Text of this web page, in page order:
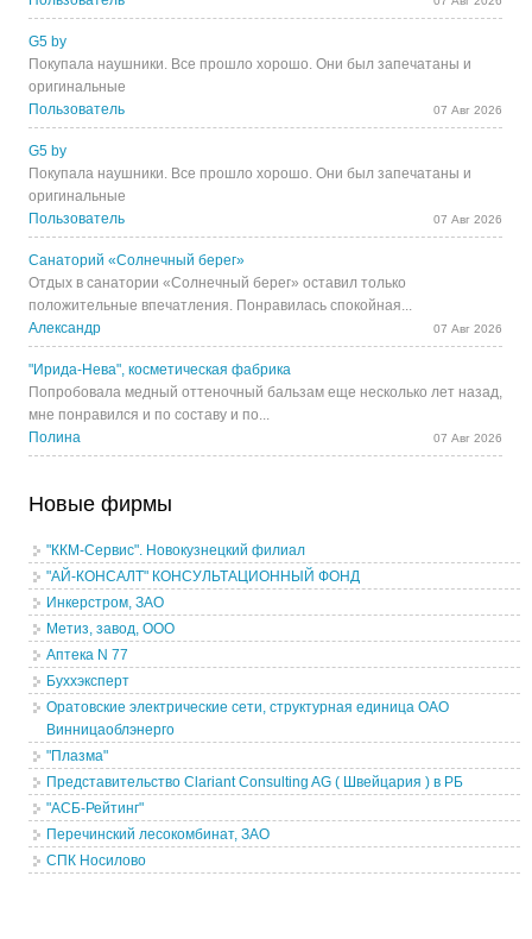
G5 by
Покупала наушники. Все прошло хорошо. Они был запечатаны и
оригинальные
Пользователь
07 Авг 2026
G5 by
Покупала наушники. Все прошло хорошо. Они был запечатаны и
оригинальные
Пользователь
07 Авг 2026
Санаторий «Солнечный берег»
Отдых в санатории «Солнечный берег» оставил только
положительные впечатления. Понравилась спокойная...
Александр
07 Авг 2026
"Ирида-Нева", косметическая фабрика
Попробовала медный оттеночный бальзам еще несколько лет назад,
мне понравился и по составу и по...
Полина
07 Авг 2026
Новые фирмы
"ККМ-Сервис". Новокузнецкий филиал
"АЙ-КОНСАЛТ" КОНСУЛЬТАЦИОННЫЙ ФОНД
Инкерстром, ЗАО
Метиз, завод, ООО
Аптека N 77
Буххэксперт
Оратовские электрические сети, структурная единица ОАО
Винницаоблэнерго
"Плазма"
Представительство Clariant Consulting AG ( Швейцария ) в РБ
"АСБ-Рейтинг"
Перечинский лесокомбинат, ЗАО
СПК Носилово